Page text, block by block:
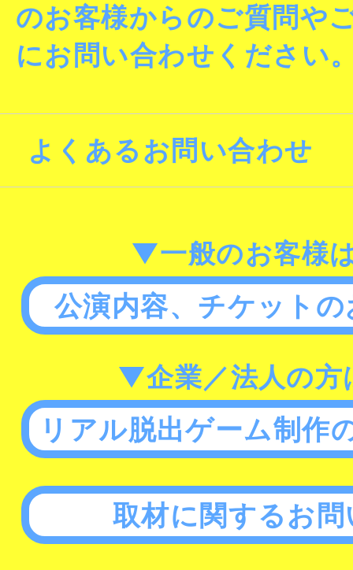
のお客様からのご質問や
にお問い合わせください
よくあるお問い合わせ
▼一般のお客様
公演内容、チケット
▼企業／法人の方
リアル脱出ゲーム制作
取材に関するお